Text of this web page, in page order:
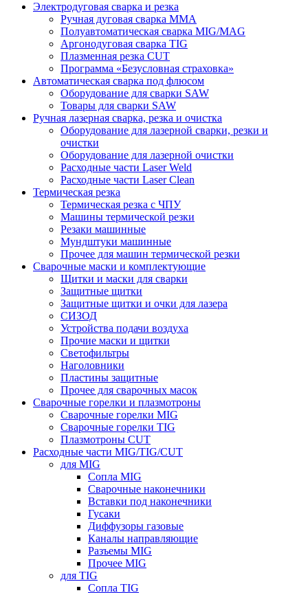
Электродуговая сварка и резка
Ручная дуговая сварка MMA
Полуавтоматическая сварка MIG/MAG
Аргонодуговая сварка TIG
Плазменная резка CUT
Программа «Безусловная страховка»
Автоматическая сварка под флюсом
Оборудование для сварки SAW
Товары для сварки SAW
Ручная лазерная сварка, резка и очистка
Оборудование для лазерной сварки, резки и
очистки
Оборудование для лазерной очистки
Расходные части Laser Weld
Расходные части Laser Clean
Термическая резка
Термическая резка с ЧПУ
Машины термической резки
Резаки машинные
Мундштуки машинные
Прочее для машин термической резки
Сварочные маски и комплектующие
Щитки и маски для сварки
Защитные щитки
Защитные щитки и очки для лазера
СИЗОД
Устройства подачи воздуха
Прочие маски и щитки
Светофильтры
Наголовники
Пластины защитные
Прочее для сварочных масок
Сварочные горелки и плазмотроны
Сварочные горелки MIG
Сварочные горелки TIG
Плазмотроны CUT
Расходные части MIG/TIG/CUT
для MIG
Сопла MIG
Сварочные наконечники
Вставки под наконечники
Гусаки
Диффузоры газовые
Каналы направляющие
Разъемы MIG
Прочее MIG
для TIG
Сопла TIG